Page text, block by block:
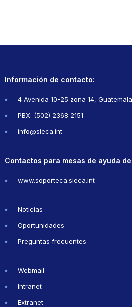
Información de contacto:
4 Avenida 10-25 zona 14,
PBX: (502) 2368 2151
info@sieca.int
Contactos para mesas de ayuda
www.soporteca.sieca.int
Noticias
Oportunidades
Preguntas frecuentes
Webmail
Intranet
Extranet